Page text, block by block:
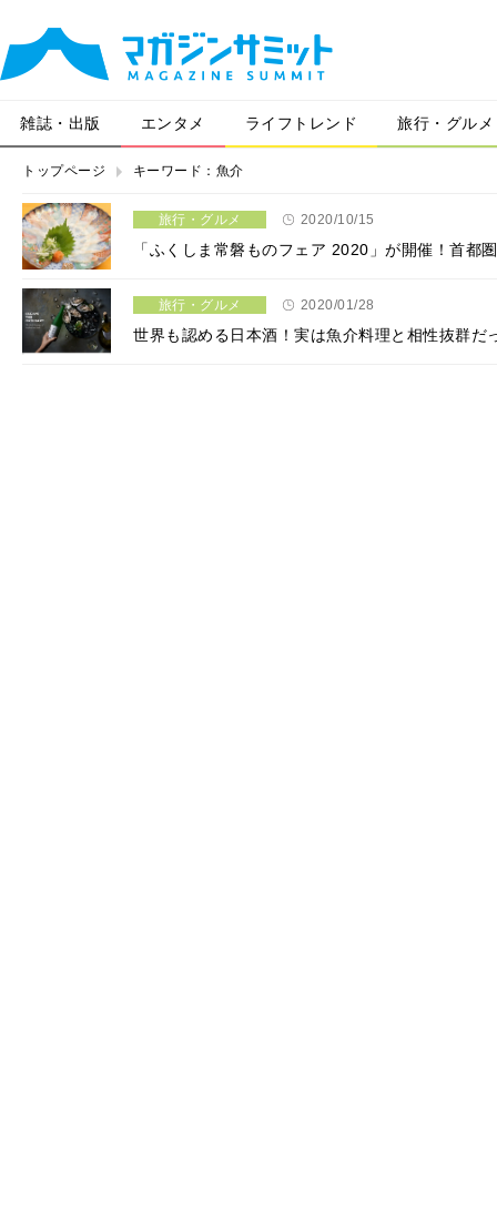
雑誌・出版 エンタメ ライフトレンド 旅行・グルメ
トップページ キーワード：魚介
旅行・グルメ 2020/10/15
「ふくしま常磐ものフェア 2020」が開催！首
旅行・グルメ 2020/01/28
世界も認める日本酒！実は魚介料理と相性抜群だ